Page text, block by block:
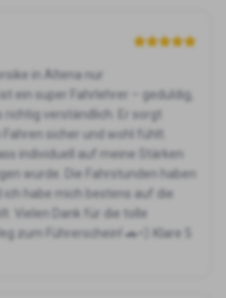
in Altena nur
ein super Fahrlehrer – geduldig,
richtig verständlich. Er sorgt
sicher und wohl fühlt.
individuell auf meine Stärken
wurde. Die Fahrstunden haben
habe mich bestens auf die
Vielen Dank für die tolle
zum Führerschein! 🚗💨 Klare 5